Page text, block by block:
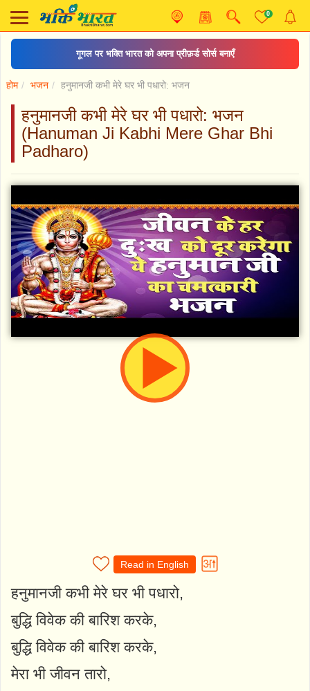
0
दुर्गा चालीसा
होम भजन हनुमानजी कभी मेरे घर भी पधारो: भजन
हनुमानजी कभी मेरे घर भी पधारो: भजन
(Hanuman Ji Kabhi Mere Ghar Bhi
Padharo)
Read in English
हनुमानजी कभी मेरे घर भी पधारो,
बुद्धि विवेक की बारिश करके,
बुद्धि विवेक की बारिश करके,
मेरा भी जीवन तारो,